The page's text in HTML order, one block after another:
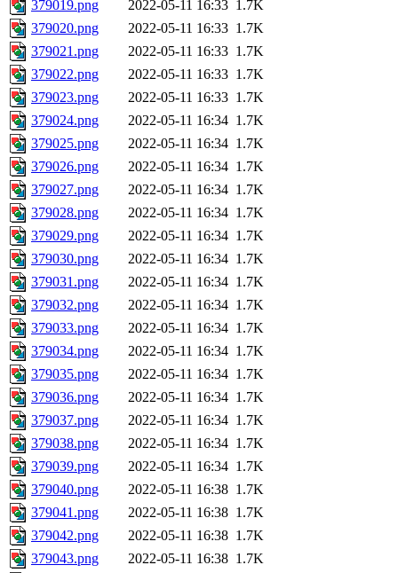
379019.png
2022-05-11 16:33 1.7K
379020.png
2022-05-11 16:33 1.7K
379021.png
2022-05-11 16:33 1.7K
379022.png
2022-05-11 16:33 1.7K
379023.png
2022-05-11 16:33 1.7K
379024.png
2022-05-11 16:34 1.7K
379025.png
2022-05-11 16:34 1.7K
379026.png
2022-05-11 16:34 1.7K
379027.png
2022-05-11 16:34 1.7K
379028.png
2022-05-11 16:34 1.7K
379029.png
2022-05-11 16:34 1.7K
379030.png
2022-05-11 16:34 1.7K
379031.png
2022-05-11 16:34 1.7K
379032.png
2022-05-11 16:34 1.7K
379033.png
2022-05-11 16:34 1.7K
379034.png
2022-05-11 16:34 1.7K
379035.png
2022-05-11 16:34 1.7K
379036.png
2022-05-11 16:34 1.7K
379037.png
2022-05-11 16:34 1.7K
379038.png
2022-05-11 16:34 1.7K
379039.png
2022-05-11 16:34 1.7K
379040.png
2022-05-11 16:38 1.7K
379041.png
2022-05-11 16:38 1.7K
379042.png
2022-05-11 16:38 1.7K
379043.png
2022-05-11 16:38 1.7K